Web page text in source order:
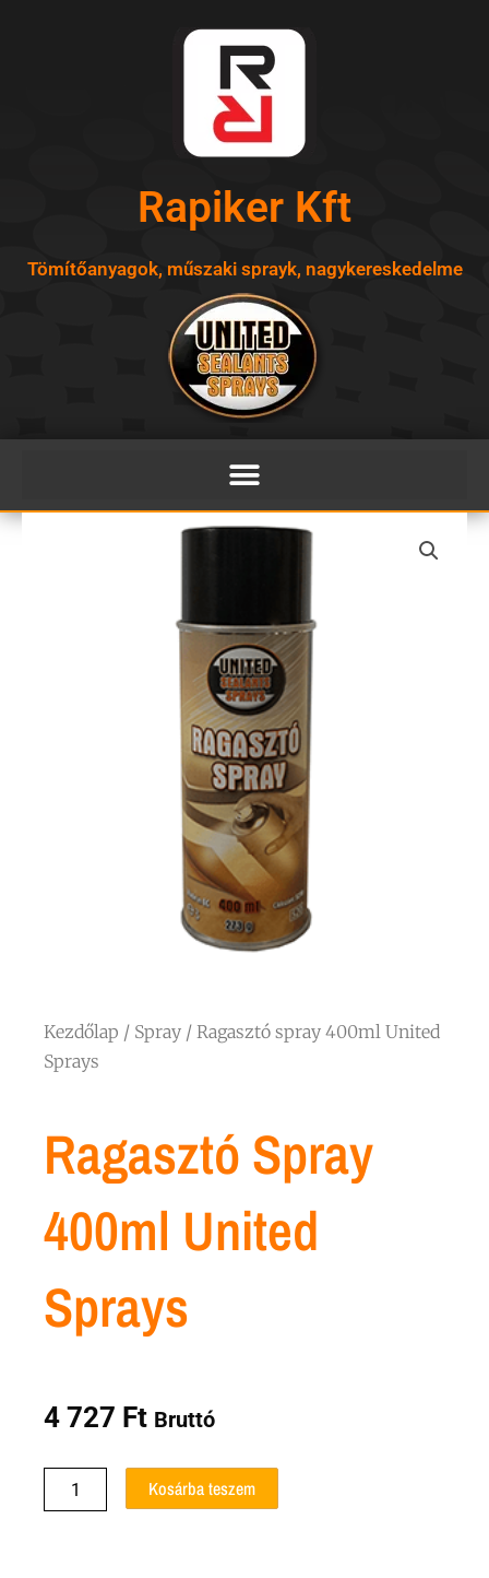
Rapiker Kft
Tömítőanyagok, műszaki sprayk, nagykereskedelme
Kezdőlap / Spray / Ragasztó spray 400ml United
Sprays
Ragasztó Spray
400ml United
Sprays
4 727 Ft Bruttó
spray
Kosárba teszem